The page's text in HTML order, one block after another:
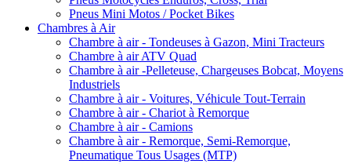
Pneus Mini Motos / Pocket Bikes
Chambres à Air
Chambre à air - Tondeuses à Gazon, Mini Tracteurs
Chambre à air ATV Quad
Chambre à air -Pelleteuse, Chargeuses Bobcat, Moyens
Industriels
Chambre à air - Voitures, Véhicule Tout-Terrain
Chambre à air - Chariot à Remorque
Chambre à air - Camions
Chambre à air - Remorque, Semi-Remorque,
Pneumatique Tous Usages (MTP)